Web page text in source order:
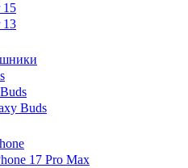
15
13
Buds
17 Pro Max